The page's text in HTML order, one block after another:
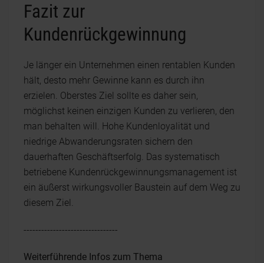
Fazit zur
Kundenrückgewinnung
Je länger ein Unternehmen einen rentablen Kunden
hält, desto mehr Gewinne kann es durch ihn
erzielen. Oberstes Ziel sollte es daher sein,
möglichst keinen einzigen Kunden zu verlieren, den
man behalten will. Hohe Kundenloyalität und
niedrige Abwanderungsraten sichern den
dauerhaften Geschäftserfolg. Das systematisch
betriebene Kundenrückgewinnungsmanagement ist
ein äußerst wirkungsvoller Baustein auf dem Weg zu
diesem Ziel.
--------------------------------
Weiterführende Infos zum Thema